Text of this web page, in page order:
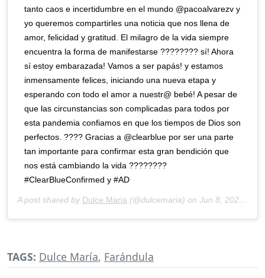
tanto caos e incertidumbre en el mundo @pacoalvarezv y
yo queremos compartirles una noticia que nos llena de
amor, felicidad y gratitud. El milagro de la vida siempre
encuentra la forma de manifestarse ???????? sí! Ahora
sí estoy embarazada! Vamos a ser papás! y estamos
inmensamente felices, iniciando una nueva etapa y
esperando con todo el amor a nuestr@ bebé! A pesar de
que las circunstancias son complicadas para todos por
esta pandemia confiamos en que los tiempos de Dios son
perfectos. ???? Gracias a @clearblue por ser una parte
tan importante para confirmar esta gran bendición que
nos está cambiando la vida ????????
#ClearBlueConfirmed y #AD
A post shared by Dulce Maria (@dulcemaria) on Jun 8, 2020 at 4:51pm PDT
TAGS: Dulce María, Farándula